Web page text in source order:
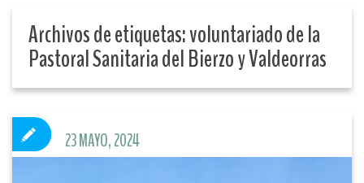
Archivos de etiquetas:voluntariado de la
Pastoral Sanitaria del Bierzo y Valdeorras
23 MAYO, 2024